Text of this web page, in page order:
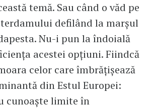
temă. Sau când o văd pe
defilând la marșul
Nu-i pun la îndoială
acestei opțiuni. Fiindcă
celor care îmbrățișează
din Estul Europei:
cunoaște limite în